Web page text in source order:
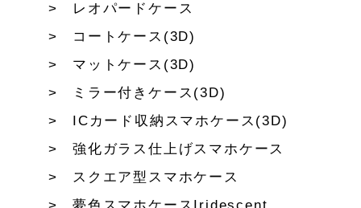
レオパードケース
コートケース(3D)
マットケース(3D)
ミラー付きケース(3D)
ICカード収納スマホケース(3D)
強化ガラス仕上げスマホケース
スクエア型スマホケース